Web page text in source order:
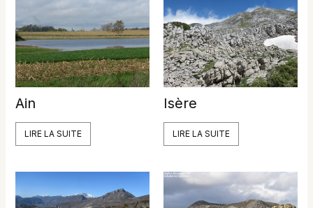
Ain
LIRE LA SUITE
Isère
LIRE LA SUITE